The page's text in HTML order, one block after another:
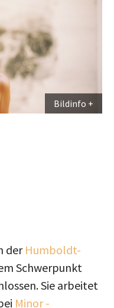
Bildinfo
derHumboldt-
Schwerpunkt
Sie arbeitet
Minor -